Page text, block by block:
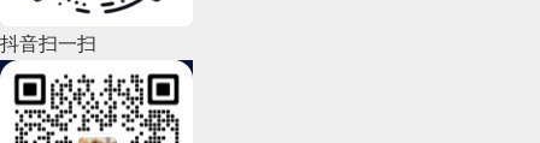
2022年4月(86)
2022年3月(119)
2022年2月(53)
抖音扫一扫